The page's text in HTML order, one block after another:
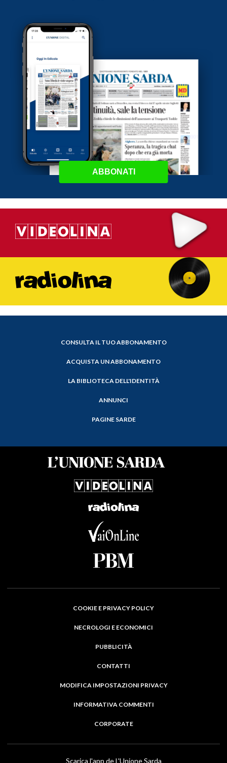
ABBONATI
CONSULTA IL TUO ABBONAMENTO
ACQUISTA UN ABBONAMENTO
LA BIBLIOTECA DELL'IDENTITÀ
ANNUNCI
PAGINE SARDE
COOKIE E PRIVACY POLICY
NECROLOGI E ECONOMICI
PUBBLICITÀ
CONTATTI
MODIFICA IMPOSTAZIONI PRIVACY
INFORMATIVA COMMENTI
CORPORATE
Scarica l'app de L'Unione Sarda